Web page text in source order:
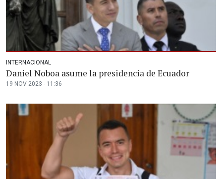
INTERNACIONAL
Daniel Noboa asume la presidencia de Ecuador
19 NOV 2023 - 11:36